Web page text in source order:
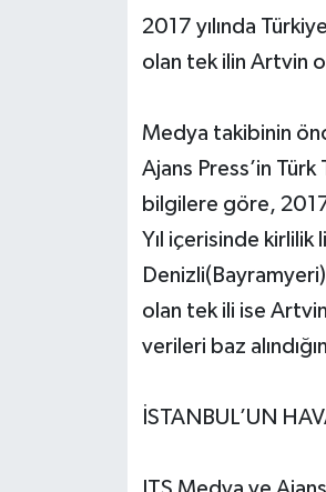
2017 yılında
olan tek ilin Artvin
Medya takibinin
Ajans Press’in
bilgilere göre, 2017
Yıl içerisinde
olan tek ili ise
verileri baz
İSTANBUL’UN